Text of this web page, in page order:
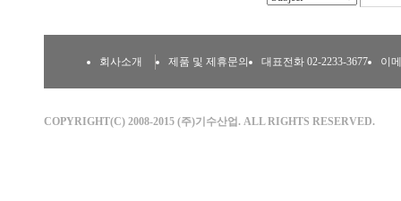
회사소개 제품 및 제휴문의 대표전화 02-2233-3677 이
COPYRIGHT(C) 2008-2015 (주)기수산업. ALL RIGHTS RESERVED.